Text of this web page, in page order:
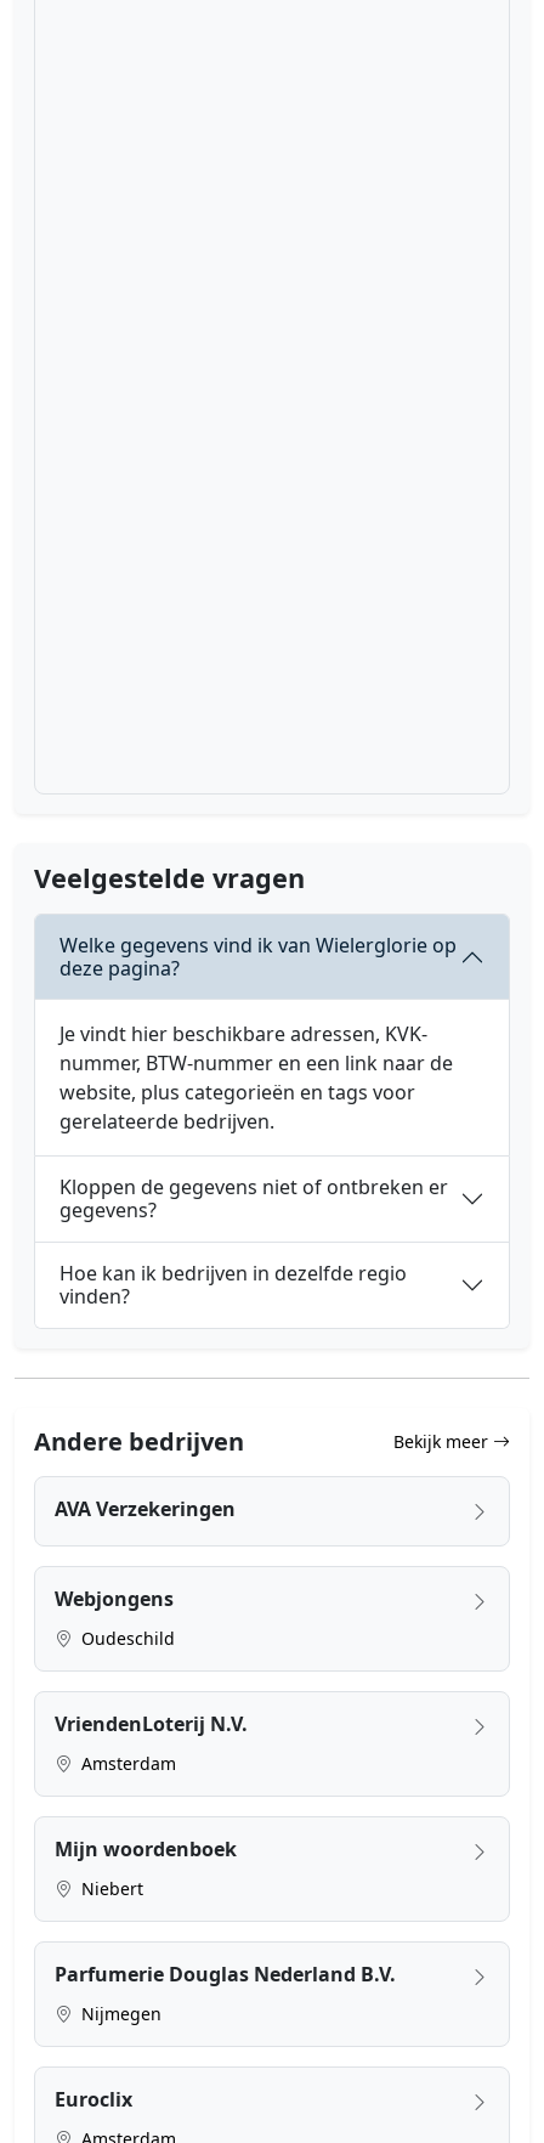
Veelgestelde vragen
Welke gegevens vind ik van Wielerglorie op
deze pagina?
Je vindt hier beschikbare adressen, KVK-
nummer, BTW-nummer en een link naar de
website, plus categorieën en tags voor
gerelateerde bedrijven.
Kloppen de gegevens niet of ontbreken er
gegevens?
Hoe kan ik bedrijven in dezelfde regio
vinden?
Andere bedrijven Bekijk meer
AVA Verzekeringen
Webjongens
Oudeschild
VriendenLoterij N.V.
Amsterdam
Mijn woordenboek
Niebert
Parfumerie Douglas Nederland B.V.
Nijmegen
Euroclix